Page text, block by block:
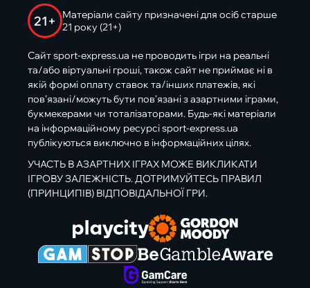
21+
Матеріали сайту призначені для осіб старше
21 року (21+)
Сайт sport-express.ua не проводить ігри на реальні
та/або віртуальні гроші, також сайт не приймає ні в
якій формі оплату ставок та/інших платежів, які
пов’язані/можуть бути пов’язані з азартними іграми,
букмекерами чи тоталізаторами. Будь-які матеріали
на інформаційному ресурсі sport-express.ua
публікуються виключно в інформаційних цілях.
УЧАСТЬ В АЗАРТНИХ ІГРАХ МОЖЕ ВИКЛИКАТИ
ІГРОВУ ЗАЛЕЖНІСТЬ. ДОТРИМУЙТЕСЬ ПРАВИЛ
(ПРИНЦИПІВ) ВІДПОВІДАЛЬНОЇ ГРИ.